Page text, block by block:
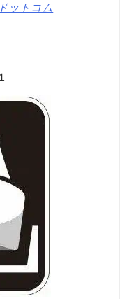
ットコム